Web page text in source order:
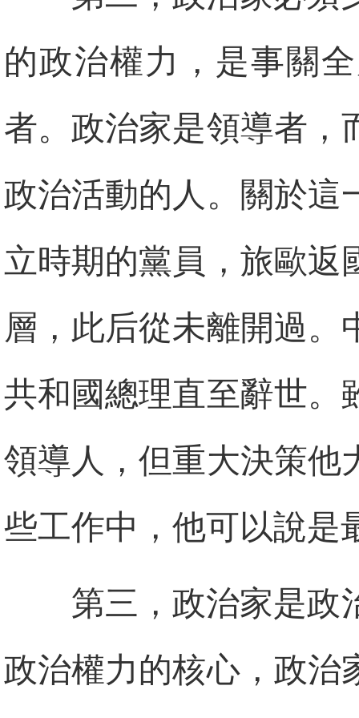
的政治權力，是事關
者。政治家是領導者，
政治活動的人。關於這
立時期的黨員，旅歐返
層，此后從未離開過。
共和國總理直至辭世。
領導人，但重大決策他
些工作中，他可以說是
第三，政治家是政
政治權力的核心，政治